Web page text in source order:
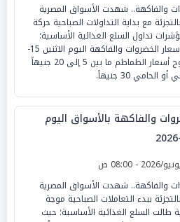
والفاكهة.. شهدت الأسواق المصرية
مع بداية التداولات الصباحية حركة
تداول السلع الغذائية الأساسية؛
حيث تفاوتت أسعار الخضروات والفاكهة اليوم الاثنين 15-
6-2026 لتتراوح أسعار الطماطم ما بين 5 إلى 20 جنيهاً
30 جنيهاً.
والفاكهة بالأسواق اليوم
والفاكهة.. شهدت الأسواق المصرية
ببدء التعاملات الصباحية موجة
طالت السلع الغذائية الأساسية؛ حيث